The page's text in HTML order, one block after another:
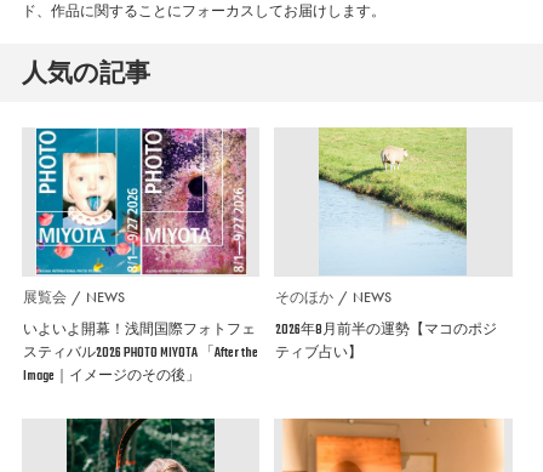
ド、作品に関することにフォーカスしてお届けします。
人気の記事
展覧会 NEWS
いよいよ開幕！浅間国際フォトフェ
スティバル2026 PHOTO MIYOTA 「After the
Image｜イメージのその後」
そのほか NEWS
2026年8月前半の運勢【マコのポジ
ティブ占い】